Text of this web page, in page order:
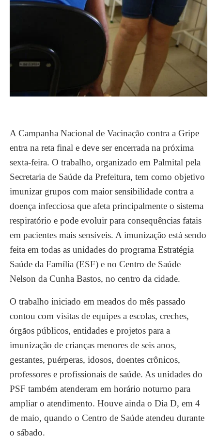
A Campanha Nacional de Vacinação contra a Gripe
entra na reta final e deve ser encerrada na próxima
sexta-feira. O trabalho, organizado em Palmital pela
Secretaria de Saúde da Prefeitura, tem como objetivo
imunizar grupos com maior sensibilidade contra a
doença infecciosa que afeta principalmente o sistema
respiratório e pode evoluir para consequências fatais
em pacientes mais sensíveis. A imunização está sendo
feita em todas as unidades do programa Estratégia
Saúde da Família (ESF) e no Centro de Saúde
Nelson da Cunha Bastos, no centro da cidade.
O trabalho iniciado em meados do mês passado
contou com visitas de equipes a escolas, creches,
órgãos públicos, entidades e projetos para a
imunização de crianças menores de seis anos,
gestantes, puérperas, idosos, doentes crônicos,
professores e profissionais de saúde. As unidades do
PSF também atenderam em horário noturno para
ampliar o atendimento. Houve ainda o Dia D, em 4
de maio, quando o Centro de Saúde atendeu durante
o sábado.